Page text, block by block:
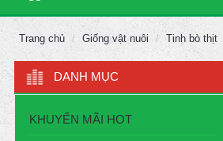
Trang chủ Giống vật nuôi Tinh bò thịt
DANH MỤC
KHUYẾN MÃI HOT